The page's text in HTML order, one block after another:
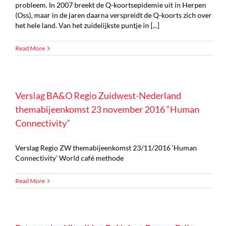
probleem. In 2007 breekt de Q-koortsepidemie uit in Herpen
(Oss), maar in de jaren daarna verspreidt de Q-koorts zich over
het hele land. Van het zuidelijkste puntje in [...]
Read More
Verslag BA&O Regio Zuidwest-Nederland
themabijeenkomst 23 november 2016 “Human
Connectivity”
Verslag Regio ZW themabijeenkomst 23/11/2016 ‘Human
Connectivity’ World café methode
Read More